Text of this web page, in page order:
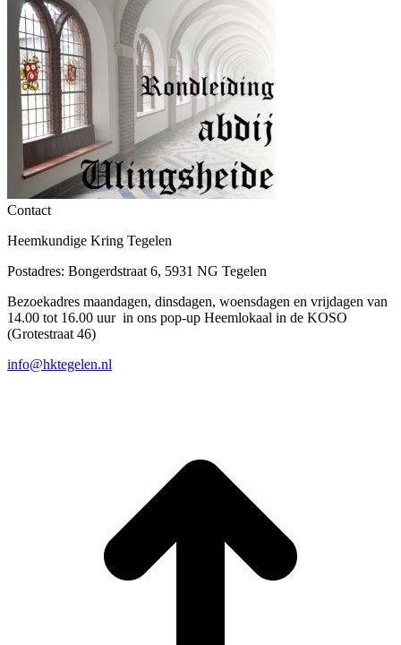
Contact
Heemkundige Kring Tegelen
Postadres: Bongerdstraat 6, 5931 NG Tegelen
Bezoekadres maandagen, dinsdagen, woensdagen en vrijdagen van
14.00 tot 16.00 uur in ons pop-up Heemlokaal in de KOSO
(Grotestraat 46)
info@hktegelen.nl